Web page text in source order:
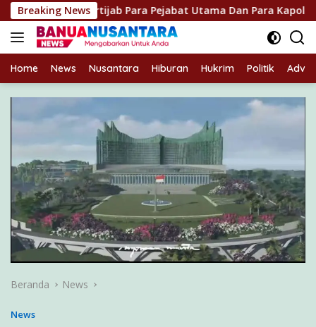
Langsung
ke
konten
Breaking News
Sertijab Para Pejabat Utama Dan Para Kapolres Jajaran
Home News Nusantara Hiburan Hukrim Politik
Beranda News
News